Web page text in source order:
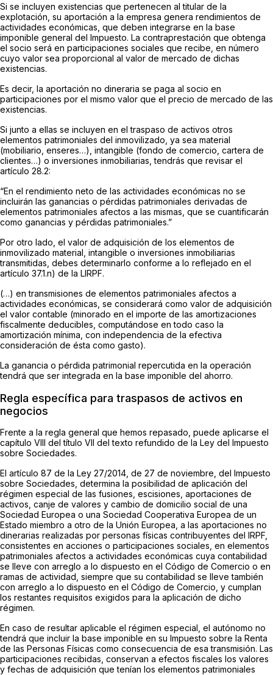
Si se incluyen existencias que pertenecen al titular de la
explotación, su aportación a la empresa genera rendimientos de
actividades económicas, que deben integrarse en la base
imponible general del Impuesto. La contraprestación que obtenga
el socio será en participaciones sociales que recibe, en número
cuyo valor sea proporcional al valor de mercado de dichas
existencias.
Es decir, la aportación no dineraria se paga al socio en
participaciones por el mismo valor que el precio de mercado de las
existencias.
Si junto a ellas se incluyen en el traspaso de activos otros
elementos patrimoniales del inmovilizado, ya sea material
(mobiliario, enseres…), intangible (fondo de comercio, cartera de
clientes…) o inversiones inmobiliarias, tendrás que revisar el
artículo 28.2:
“En el rendimiento neto de las actividades económicas no se
incluirán las ganancias o pérdidas patrimoniales derivadas de
elementos patrimoniales afectos a las mismas, que se cuantificarán
como ganancias y pérdidas patrimoniales.”
Por otro lado, el valor de adquisición de los elementos de
inmovilizado material, intangible o inversiones inmobiliarias
transmitidas, debes determinarlo conforme a lo reflejado en el
artículo 37.1.n) de la LIRPF.
(…) en transmisiones de elementos patrimoniales afectos a
actividades económicas, se considerará como valor de adquisición
el valor contable (minorado en el importe de las amortizaciones
fiscalmente deducibles, computándose en todo caso la
amortización mínima, con independencia de la efectiva
consideración de ésta como gasto).
La ganancia o pérdida patrimonial repercutida en la operación
tendrá que ser integrada en la base imponible del ahorro.
Regla específica para traspasos de activos en
negocios
Frente a la regla general que hemos repasado, puede aplicarse el
capítulo VIII del título VII del texto refundido de la Ley del Impuesto
sobre Sociedades.
El artículo 87 de la Ley 27/2014, de 27 de noviembre, del Impuesto
sobre Sociedades, determina la posibilidad de aplicación del
régimen especial de las fusiones, escisiones, aportaciones de
activos, canje de valores y cambio de domicilio social de una
Sociedad Europea o una Sociedad Cooperativa Europea de un
Estado miembro a otro de la Unión Europea, a las aportaciones no
dinerarias realizadas por personas físicas contribuyentes del IRPF,
consistentes en acciones o participaciones sociales, en elementos
patrimoniales afectos a actividades económicas cuya contabilidad
se lleve con arreglo a lo dispuesto en el Código de Comercio o en
ramas de actividad, siempre que su contabilidad se lleve también
con arreglo a lo dispuesto en el Código de Comercio, y cumplan
los restantes requisitos exigidos para la aplicación de dicho
régimen.
En caso de resultar aplicable el régimen especial, el autónomo no
tendrá que incluir la base imponible en su Impuesto sobre la Renta
de las Personas Físicas como consecuencia de esa transmisión. Las
participaciones recibidas, conservan a efectos fiscales los valores
y fechas de adquisición que tenían los elementos patrimoniales